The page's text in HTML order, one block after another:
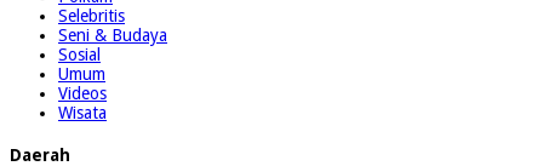
Selebritis
Seni & Budaya
Sosial
Umum
Videos
Wisata
Daerah